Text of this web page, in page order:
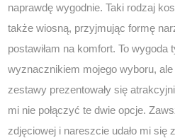
naprawdę wygodnie. Taki rodzaj
także wiosną, przyjmując formę
postawiłam na komfort. To wygoda
wyznacznikiem mojego wyboru,
zestawy prezentowały się
mi nie połączyć te dwie opcje.
zdjęciowej i nareszcie udało mi się